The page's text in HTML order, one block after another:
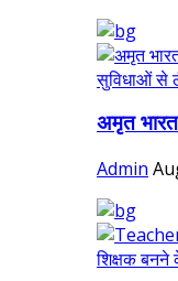
अमृत
Admin